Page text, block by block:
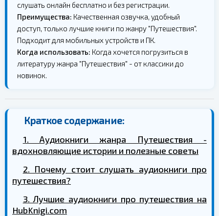
Краткое содержание:
1. Аудиокниги жанра Путешествия -
вдохновляющие истории и полезные советы
2. Почему стоит слушать аудиокниги про
путешествия?
3. Лучшие аудиокниги про путешествия на
HubKnigi.com
слушать онлайн бесплатно и без регистрации.
Преимущества: Качественная озвучка, удобный
доступ, только лучшие книги по жанру "Путешествия".
Подходит для мобильных устройств и ПК.
Когда использовать: Когда хочется погрузиться в
литературу жанра "Путешествия" - от классики до
новинок.